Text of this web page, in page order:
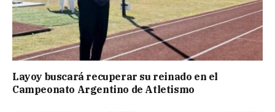
Layoy buscará recuperar su reinado en el
Campeonato Argentino de Atletismo